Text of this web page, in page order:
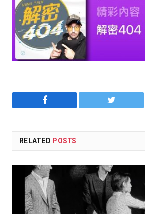
Facebook Twitter
RELATED POSTS